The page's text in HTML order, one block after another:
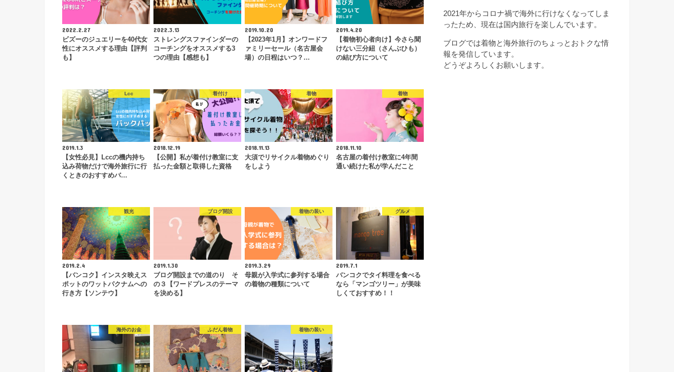
2022.2.27
ビズーのジュエリーを40代女
性にオススメする理由【評判
も】
2022.3.13
ストレングスファインダーの
コーチングをオススメする3
つの理由【感想も】
2019.10.20
【2023年1月】オンワードフ
ァミリーセール（名古屋会
場）の日程はいつ？…
2019.4.20
【着物初心者向け】今さら聞
けない三分紐（さんぶひも）
の結び方について
Lcc
2019.1.3
【女性必見】Lccの機内持ち
込み荷物だけで海外旅行に行
くときのおすすめバ…
着付け
2018.12.19
【公開】私が着付け教室に支
払った金額と取得した資格
着物
2018.11.13
大須でリサイクル着物めぐり
をしよう
着物
2018.11.10
名古屋の着付け教室に4年間
通い続けた私が学んだこと
観光
2019.2.4
【バンコク】インスタ映えス
ポットのワットパクナムへの
行き方【ソンテウ】
ブログ開設
2019.1.30
ブログ開設までの道のり そ
の３【ワードプレスのテーマ
を決める】
着物の装い
2019.3.29
母親が入学式に参列する場合
の着物の種類について
グルメ
2019.7.1
バンコクでタイ料理を食べる
なら「マンゴツリー」が美味
しくておすすめ！！
海外のお金 ふだん着物 着物の装い
2021年からコロナ禍で海外に行けなくなってしま
ったため、現在は国内旅行を楽しんでいます。
ブログでは着物と海外旅行のちょっとおトクな情
報を発信しています。
どうぞよろしくお願いします。